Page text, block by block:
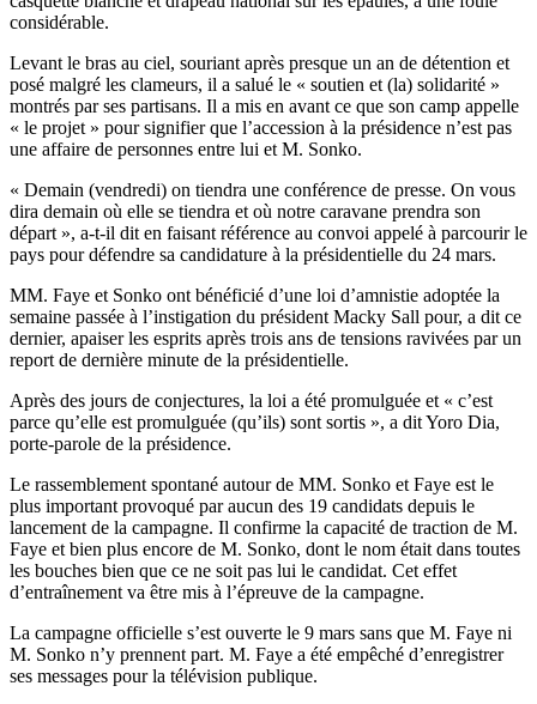
considérable.
Levant le bras au ciel, souriant après presque un an de détention et
posé malgré les clameurs, il a salué le « soutien et (la) solidarité »
montrés par ses partisans. Il a mis en avant ce que son camp appelle
« le projet » pour signifier que l’accession à la présidence n’est pas
une affaire de personnes entre lui et M. Sonko.
« Demain (vendredi) on tiendra une conférence de presse. On vous
dira demain où elle se tiendra et où notre caravane prendra son
départ », a-t-il dit en faisant référence au convoi appelé à parcourir le
pays pour défendre sa candidature à la présidentielle du 24 mars.
MM. Faye et Sonko ont bénéficié d’une loi d’amnistie adoptée la
semaine passée à l’instigation du président Macky Sall pour, a dit ce
dernier, apaiser les esprits après trois ans de tensions ravivées par un
report de dernière minute de la présidentielle.
Après des jours de conjectures, la loi a été promulguée et « c’est
parce qu’elle est promulguée (qu’ils) sont sortis », a dit Yoro Dia,
porte-parole de la présidence.
Le rassemblement spontané autour de MM. Sonko et Faye est le
plus important provoqué par aucun des 19 candidats depuis le
lancement de la campagne. Il confirme la capacité de traction de M.
Faye et bien plus encore de M. Sonko, dont le nom était dans toutes
les bouches bien que ce ne soit pas lui le candidat. Cet effet
d’entraînement va être mis à l’épreuve de la campagne.
La campagne officielle s’est ouverte le 9 mars sans que M. Faye ni
M. Sonko n’y prennent part. M. Faye a été empêché d’enregistrer
ses messages pour la télévision publique.